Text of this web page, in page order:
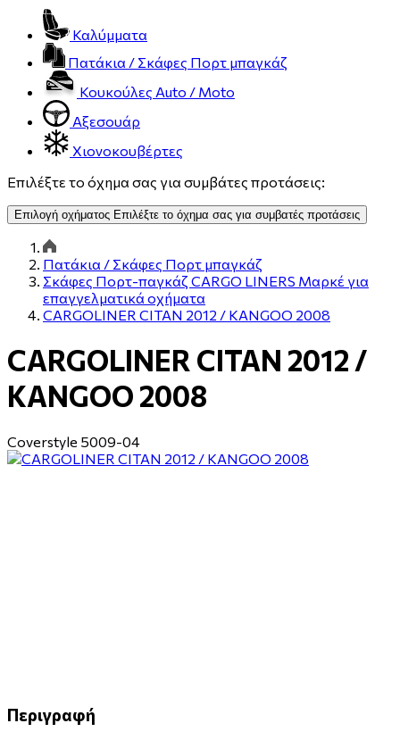
Καλύμματα
Πατάκια / Σκάφες Πορτ μπαγκάζ
Κουκούλες Auto / Moto
Αξεσουάρ
Χιονοκουβέρτες
Επιλέξτε το όχημα σας για συμβάτες προτάσεις:
Επιλογή οχήματος Επιλέξτε το όχημα σας για συμβατές προτάσεις
Πατάκια / Σκάφες Πορτ μπαγκάζ
Σκάφες Πορτ-παγκάζ CARGO LINERS Μαρκέ για
επαγγελματικά οχήματα
CARGOLINER CITAN 2012 / KANGOO 2008
CARGOLINER CITAN 2012 /
KANGOO 2008
Coverstyle 5009-04
Περιγραφή